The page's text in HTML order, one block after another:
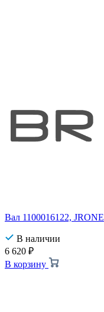
Вал 1100016122, JRONE
В наличии
6 620 ₽
В корзину